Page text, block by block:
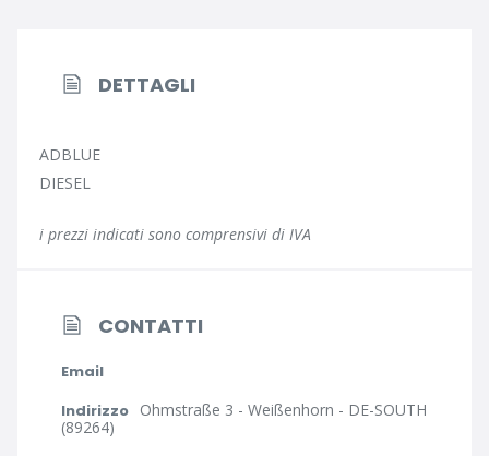
DETTAGLI
ADBLUE
DIESEL
i prezzi indicati sono comprensivi di IVA
CONTATTI
Email
Indirizzo Ohmstraße 3 - Weißenhorn - DE-SOUTH
(89264)